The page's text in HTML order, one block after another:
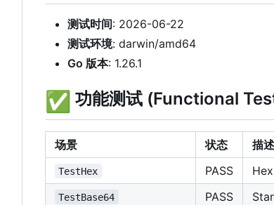
测试时间: 2026-06-22
测试环境: darwin/amd64
Go 版本: 1.26.1
✅ 功能测试 (Functional
场景 状态 描述
TestHex PASS
TestBase64 PASS